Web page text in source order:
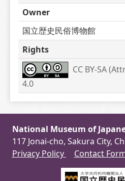
Owner
国立歴史民俗博物館
Rights
CC BY-SA
4.0
National Museum of
117 Jonai-cho, Sakura City,
Privacy Policy
Contact